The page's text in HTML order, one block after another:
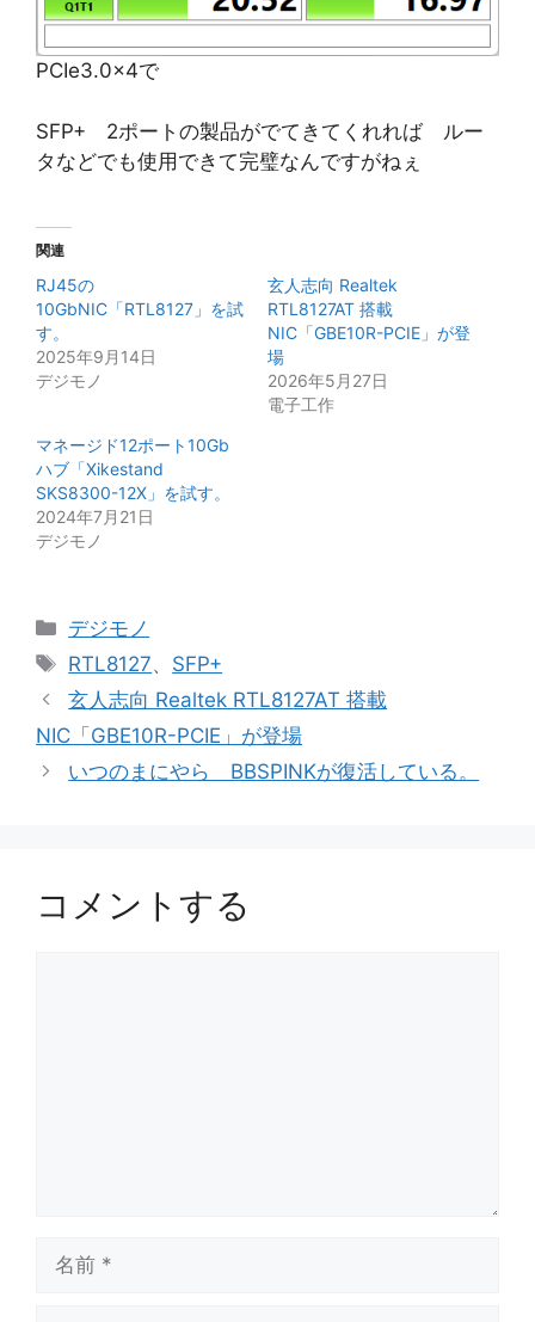
PCIe3.0x4で
SFP+ 2ポートの製品がでてきてくれれば ルー
タなどでも使用できて完璧なんですがねぇ
関連
RJ45の
10GbNIC「RTL8127」を試
す。
2025年9月14日
デジモノ
玄人志向 Realtek
RTL8127AT 搭載
NIC「GBE10R-PCIE」が登
場
2026年5月27日
電子工作
マネージド12ポート10Gb
ハブ「Xikestand
SKS8300-12X」を試す。
2024年7月21日
デジモノ
カ
テ
ゴ
リ
ー
デジモノ
タ
グ
RTL8127、 SFP+
玄人志向 Realtek RTL8127AT 搭載
NIC「GBE10R-PCIE」が登場
いつのまにやら BBSPINKが復活している。
コメントする